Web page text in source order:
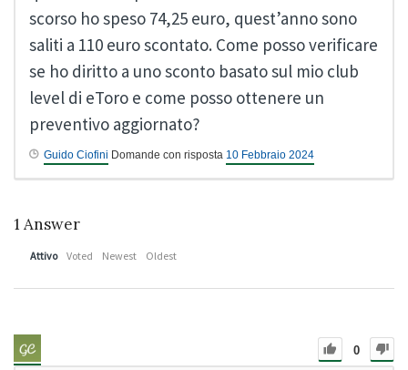
scorso ho speso 74,25 euro, quest’anno sono
saliti a 110 euro scontato. Come posso verificare
se ho diritto a uno sconto basato sul mio club
level di eToro e come posso ottenere un
preventivo aggiornato?
Guido Ciofini Domande con risposta 10 Febbraio 2024
1 Answer
Attivo Voted Newest Oldest
0